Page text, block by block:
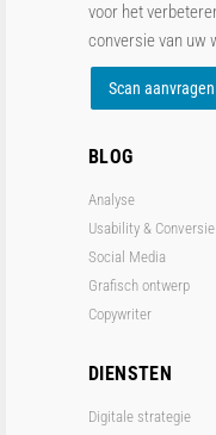
voor het
conversie van uw
Scan aanvragen
BLOG
Analyse
Usability & Conversie
Social Media
Grafisch ontwerp
Copywriter
DIENSTEN
Digitale strategie